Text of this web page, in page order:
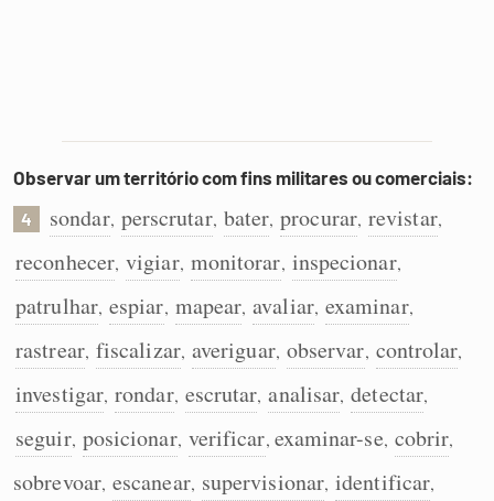
Observar um território com fins militares ou comerciais:
4 sondar, perscrutar, bater, procurar, revistar,
reconhecer, vigiar, monitorar, inspecionar,
patrulhar, espiar, mapear, avaliar, examinar,
rastrear, fiscalizar, averiguar, observar, controlar,
investigar, rondar, escrutar, analisar, detectar,
seguir, posicionar, verificar, examinar-se, cobrir,
sobrevoar, escanear, supervisionar, identificar,